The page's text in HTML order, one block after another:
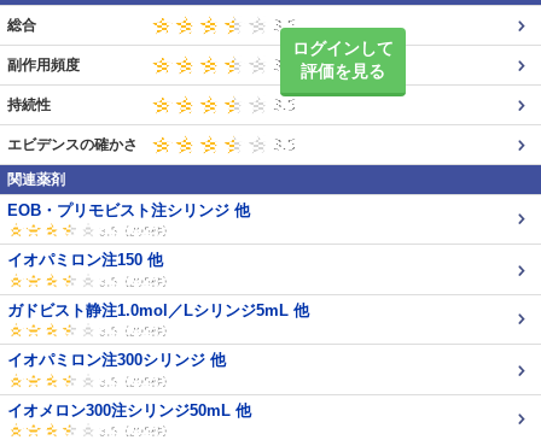
ログインして
評価を見る
総合
副作用頻度
持続性
エビデンスの確かさ
関連薬剤
EOB・プリモビスト注シリンジ 他
イオパミロン注150 他
ガドビスト静注1.0mol／Lシリンジ5mL 他
イオパミロン注300シリンジ 他
イオメロン300注シリンジ50mL 他